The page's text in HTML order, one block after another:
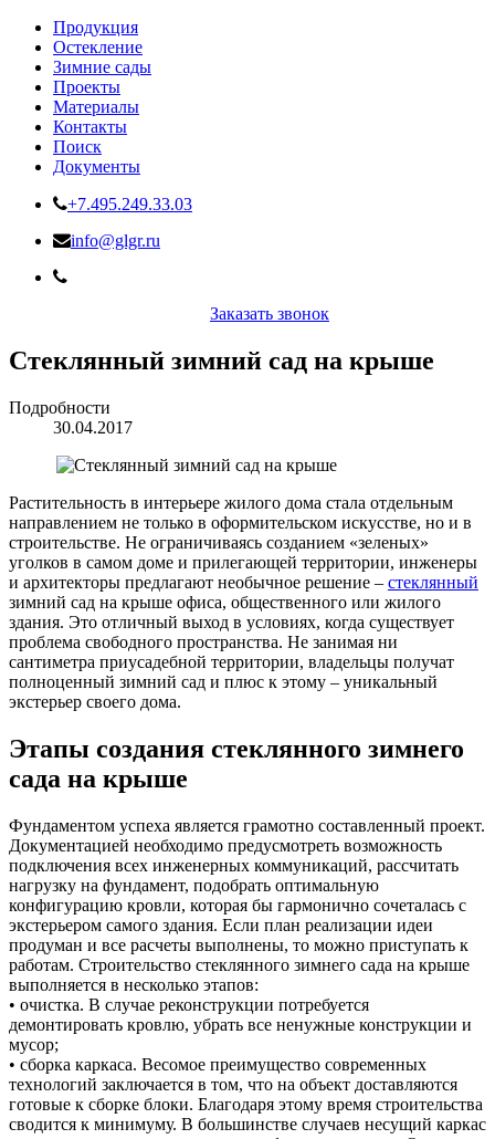
Продукция
Остекление
Зимние сады
Проекты
Материалы
Контакты
Поиск
Документы
+7.495.249.33.03
info@glgr.ru
Заказать звонок
Стеклянный зимний сад на крыше
Подробности
30.04.2017
Растительность в интерьере жилого дома стала отдельным
направлением не только в оформительском искусстве, но и в
строительстве. Не ограничиваясь созданием «зеленых»
уголков в самом доме и прилегающей территории, инженеры
и архитекторы предлагают необычное решение – стеклянный
зимний сад на крыше офиса, общественного или жилого
здания. Это отличный выход в условиях, когда существует
проблема свободного пространства. Не занимая ни
сантиметра приусадебной территории, владельцы получат
полноценный зимний сад и плюс к этому – уникальный
экстерьер своего дома.
Этапы создания стеклянного зимнего
сада на крыше
Фундаментом успеха является грамотно составленный проект.
Документацией необходимо предусмотреть возможность
подключения всех инженерных коммуникаций, рассчитать
нагрузку на фундамент, подобрать оптимальную
конфигурацию кровли, которая бы гармонично сочеталась с
экстерьером самого здания. Если план реализации идеи
продуман и все расчеты выполнены, то можно приступать к
работам. Строительство стеклянного зимнего сада на крыше
выполняется в несколько этапов:
• очистка. В случае реконструкции потребуется
демонтировать кровлю, убрать все ненужные конструкции и
мусор;
• сборка каркаса. Весомое преимущество современных
технологий заключается в том, что на объект доставляются
готовые к сборке блоки. Благодаря этому время строительства
сводится к минимуму. В большинстве случаев несущий каркас